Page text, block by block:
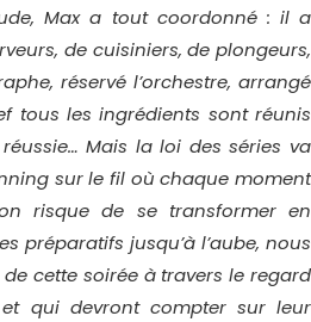
Max a tout coordonné : il a
de cuisiniers, de plongeurs,
réservé l’orchestre, arrangé
tous les ingrédients sont réunis
Mais la loi des séries va
sur le fil où chaque moment
risque de se transformer en
préparatifs jusqu’à l’aube, nous
cette soirée à travers le regard
qui devront compter sur leur